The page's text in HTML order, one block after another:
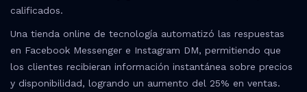
calificados.
Una tienda online de tecnología automatizó las respuestas
en Facebook Messenger e Instagram DM, permitiendo que
los clientes recibieran información instantánea sobre precios
y disponibilidad, logrando un aumento del 25% en ventas.